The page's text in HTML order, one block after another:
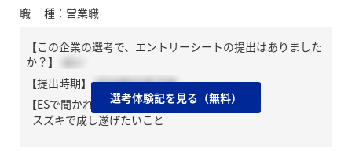
職種 ： 営業職
【この企業の選考で、エントリーシートの提出はありました
か？】
はい
【提出時期】 2024年03月下旬
【ESで聞かれた質問】
スズキで成し遂げたいこと
選考体験記を見る（無料）